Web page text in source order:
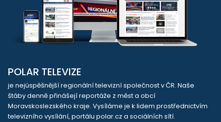
POLAR TELEVIZE
je nejúspěšnější regionální televizní společnost v ČR. Naše
štáby denně přinášejí reportáže z měst a obcí
Moravskoslezského kraje. Vysíláme je k lidem prostřednictvím
televizního vysílání, portálu polar.cz a sociálních sítí.